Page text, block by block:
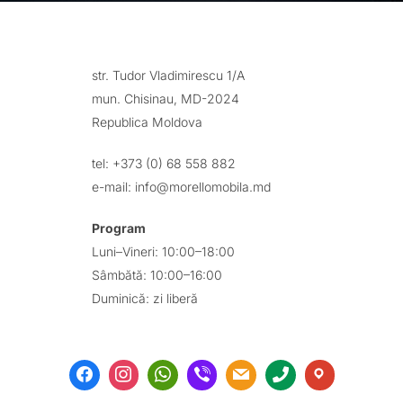
str. Tudor Vladimirescu 1/A
mun. Chisinau, MD-2024
Republica Moldova
tel: +373 (0) 68 558 882
e-mail: info@morellomobila.md
Program
Luni–Vineri: 10:00–18:00
Sâmbătă: 10:00–16:00
Duminică: zi liberă